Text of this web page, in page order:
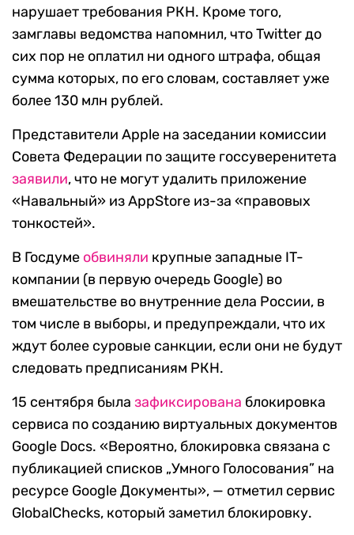
нарушает требования РКН. Кроме того,
замглавы ведомства напомнил, что Twitter до
сих пор не оплатил ни одного штрафа, общая
сумма которых, по его словам, составляет уже
более 130 млн рублей.
Представители Apple на заседании комиссии
Совета Федерации по защите госсуверенитета
заявили, что не могут удалить приложение
«Навальный» из AppStore из-за «правовых
тонкостей».
В Госдуме обвиняли крупные западные IT-
компании (в первую очередь Google) во
вмешательстве во внутренние дела России, в
том числе в выборы, и предупреждали, что их
ждут более суровые санкции, если они не будут
следовать предписаниям РКН.
15 сентября была зафиксирована блокировка
сервиса по созданию виртуальных документов
Google Docs. «Вероятно, блокировка связана с
публикацией списков „Умного Голосования” на
ресурсе Google Документы», — отметил cервис
GlobalChecks, который заметил блокировку.